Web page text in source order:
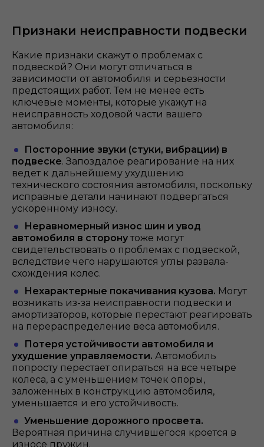
Признаки неисправности подвески
Какие признаки скажут о проблемах с
подвеской? Они могут отличаться в
зависимости от автомобиля и серьезности
предстоящих работ. Тем не менее есть
ключевые моменты, которые укажут на
неисправность ходовой части вашего
автомобиля:
Посторонние звуки (стуки, вибрации) в
подвеске. Запоздалое реагирование на них
ведет к дальнейшему ухудшению
технического состояния автомобиля, поскольку
исправные детали начинают подвергаться
ускоренному износу.
Неравномерный износ шин и увод
автомобиля в сторонутоже могут
свидетельствовать о проблемах с подвеской,
вследствие чего нарушаются углы развала-
схождения колес.
Нехарактерные покачивания кузова. Могут
возникать из-за неисправности подвески и
амортизаторов, которые перестают реагировать
на перераспределение веса автомобиля.
Потеря устойчивости автомобиля и
ухудшение управляемости. Автомобиль
попросту перестает опираться на все четыре
колеса, а с уменьшением точек опоры,
заложенных в конструкцию автомобиля,
уменьшается и его устойчивость.
Уменьшение дорожного просвета.
Вероятная причина случившегося кроется в
износе пружин.